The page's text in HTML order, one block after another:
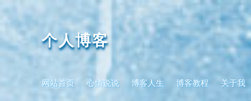
个人博客
网站首页 心情说说 博客人生 博客教程 关于我